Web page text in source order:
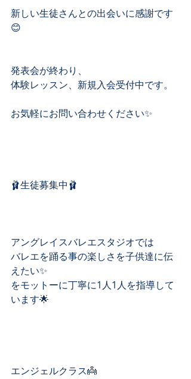
新しい生徒さんとの出会いに感謝です
😊﻿
発表会が終わり、
体験レッスン、新規入会受付中です。
お気軽にお問い合わせください✨
🩰生徒募集中🩰﻿
アングレイスバレエスタジオでは﻿
バレエを踊る事の楽しさを子供達に伝
えたい✨﻿
をモットーに丁寧に1人1人を指導して
います🌟﻿
エンジェルクラス👼﻿